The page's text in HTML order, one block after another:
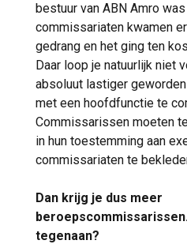
bestuur van ABN Amro
commissariaten kwamen
gedrang en het ging ten
Daar loop je natuurlijk niet
absoluut lastiger
met een hoofdfunctie te
Commissarissen moeten
in hun toestemming aan
commissariaten te
Dan krijg je dus meer
tegenaan?